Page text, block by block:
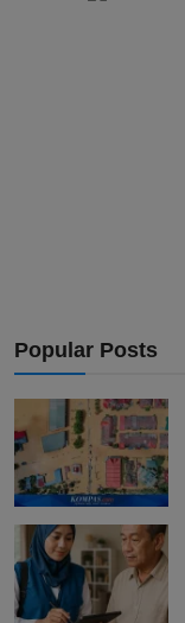
Popular Posts